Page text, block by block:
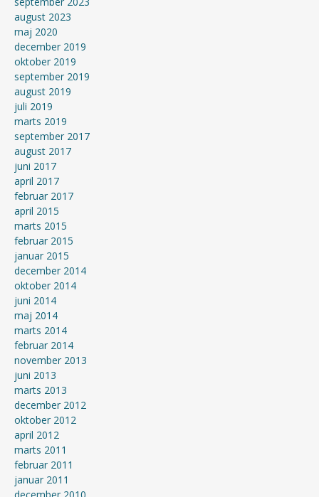
august 2023
maj 2020
december 2019
oktober 2019
september 2019
august 2019
juli 2019
marts 2019
september 2017
august 2017
juni 2017
april 2017
februar 2017
april 2015
marts 2015
februar 2015
januar 2015
december 2014
oktober 2014
juni 2014
maj 2014
marts 2014
februar 2014
november 2013
juni 2013
marts 2013
december 2012
oktober 2012
april 2012
marts 2011
februar 2011
januar 2011